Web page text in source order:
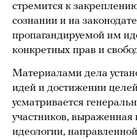
стремится к
сознании и на
пропагандируемой им
конкретных прав и
Материалами дела
идей и достижении
усматривается
участников,
идеологии,